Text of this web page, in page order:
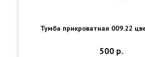
Тумба прикроватная 009.22
500 р.